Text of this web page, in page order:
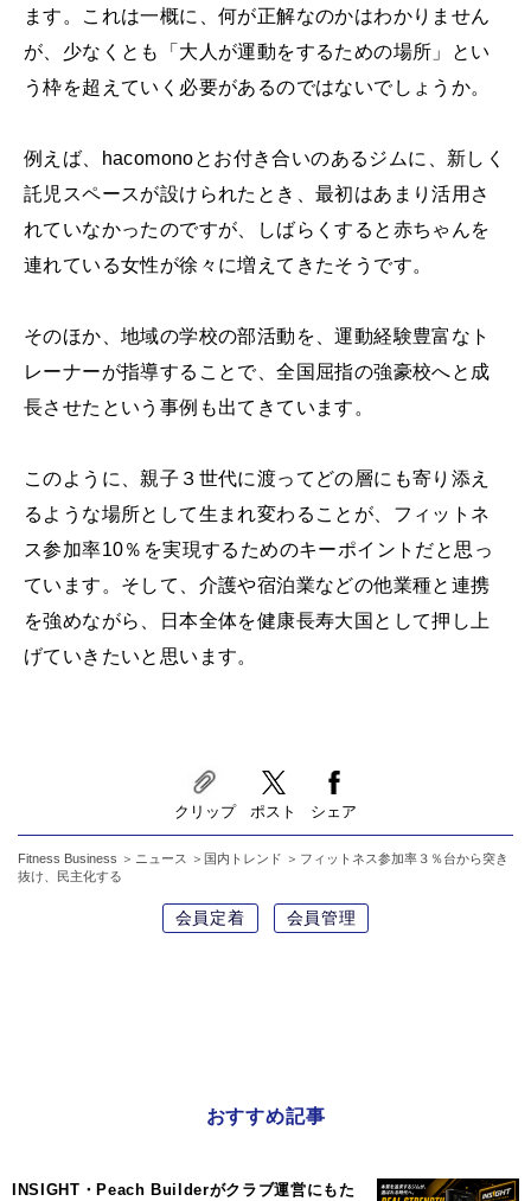
ます。これは一概に、何が正解なのかはわかりません
が、少なくとも「大人が運動をするための場所」とい
う枠を超えていく必要があるのではないでしょうか。
例えば、hacomonoとお付き合いのあるジムに、新しく
託児スペースが設けられたとき、最初はあまり活用さ
れていなかったのですが、しばらくすると赤ちゃんを
連れている女性が徐々に増えてきたそうです。
そのほか、地域の学校の部活動を、運動経験豊富なト
レーナーが指導することで、全国屈指の強豪校へと成
長させたという事例も出てきています。
このように、親子３世代に渡ってどの層にも寄り添え
るような場所として生まれ変わることが、フィットネ
ス参加率10％を実現するためのキーポイントだと思っ
ています。そして、介護や宿泊業などの他業種と連携
を強めながら、日本全体を健康長寿大国として押し上
げていきたいと思います。
クリップ ポスト シェア
Fitness Business ニュース 国内トレンド
フィットネス参加率３％台から突き
抜け、民主化する
会員定着 会員管理
おすすめ記事
INSIGHT・Peach Builderがクラブ運営にもた